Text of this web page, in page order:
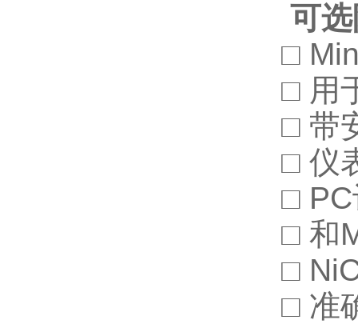
可
□
□ 用
□ 带
□ 仪
□
□ 和
□
□ 准